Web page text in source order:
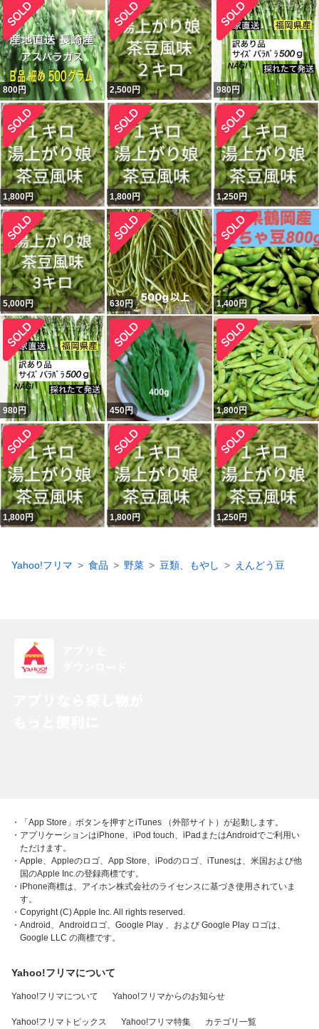
800円 2,500円 980円
1,800円 1,800円 1,250円
5,000円 630円 1,400円
980円 450円 1,800円
1,800円 1,800円 1,250円
Yahoo!フリマ 食品 野菜 豆類、もやし えんどう豆
・「App Store」ボタンを押すとiTunes （外部サイト）が起動します。
・アプリケーションはiPhone、iPod touch、iPadまたはAndroidでご利用い
ただけます。
・Apple、Appleのロゴ、App Store、iPodのロゴ、iTunesは、米国および他
国のApple Inc.の登録商標です。
・iPhone商標は、アイホン株式会社のライセンスに基づき使用されていま
す。
・Copyright (C) Apple Inc. All rights reserved.
・Android、Androidロゴ、Google Play 、および Google Play ロゴは、
Google LLC の商標です。
Yahoo!フリマについて
Yahoo!フリマについて Yahoo!フリマからのお知らせ
Yahoo!フリマトピックス Yahoo!フリマ特集 カテゴリ一覧